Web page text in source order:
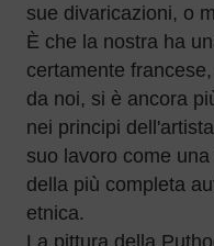
sue divaricazioni, o
È che la nostra ha
certamente
da noi, si è ancora
nei principi
suo lavoro come
della più completa
etnica.
La pittura della